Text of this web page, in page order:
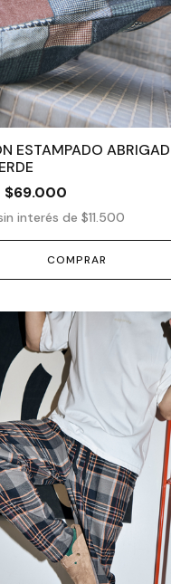
ESTAMPADO
$69.000
interés de $11.500
COMPRAR